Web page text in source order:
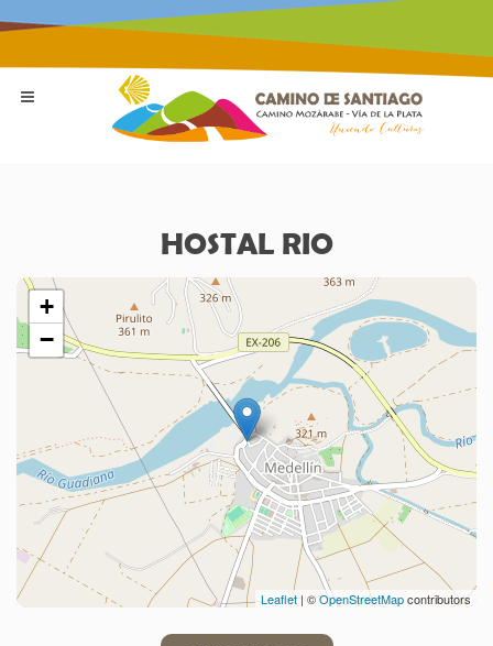
HOSTAL RIO
+
−
Leaflet | ©OpenStreetMapcontributors